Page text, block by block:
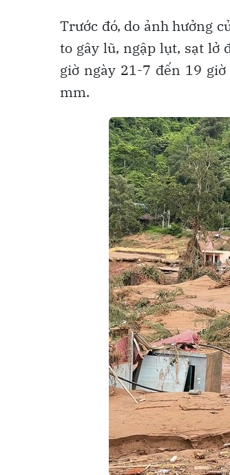
Trước đó, do ảnh hưởng
to gây lũ, ngập lụt, sạt lở
giờ ngày 21-7 đến 19
mm.